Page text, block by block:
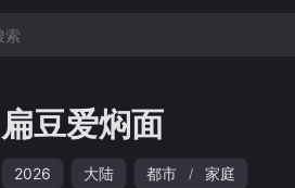
扁豆爱焖面
2026 大陆 都市 / 家庭